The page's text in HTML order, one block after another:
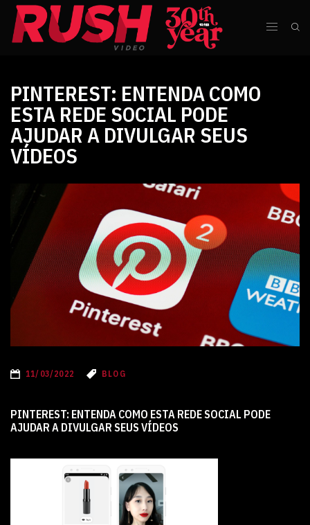
PINTEREST: ENTENDA COMO
ESTA REDE SOCIAL PODE
AJUDAR A DIVULGAR SEUS
VÍDEOS
11/03/2022 BLOG
PINTEREST: ENTENDA COMO ESTA REDE SOCIAL PODE
AJUDAR A DIVULGAR SEUS VÍDEOS